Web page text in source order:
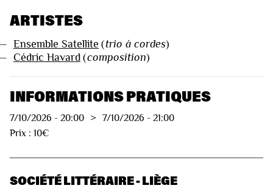
ARTISTES
Ensemble Satellite (trio à cordes)
Cédric Havard (composition)
INFORMATIONS PRATIQUES
7/10/2026 - 20:00 > 7/10/2026 - 21:00
Prix : 10€
SOCIÉTÉ LITTÉRAIRE - LIÈGE